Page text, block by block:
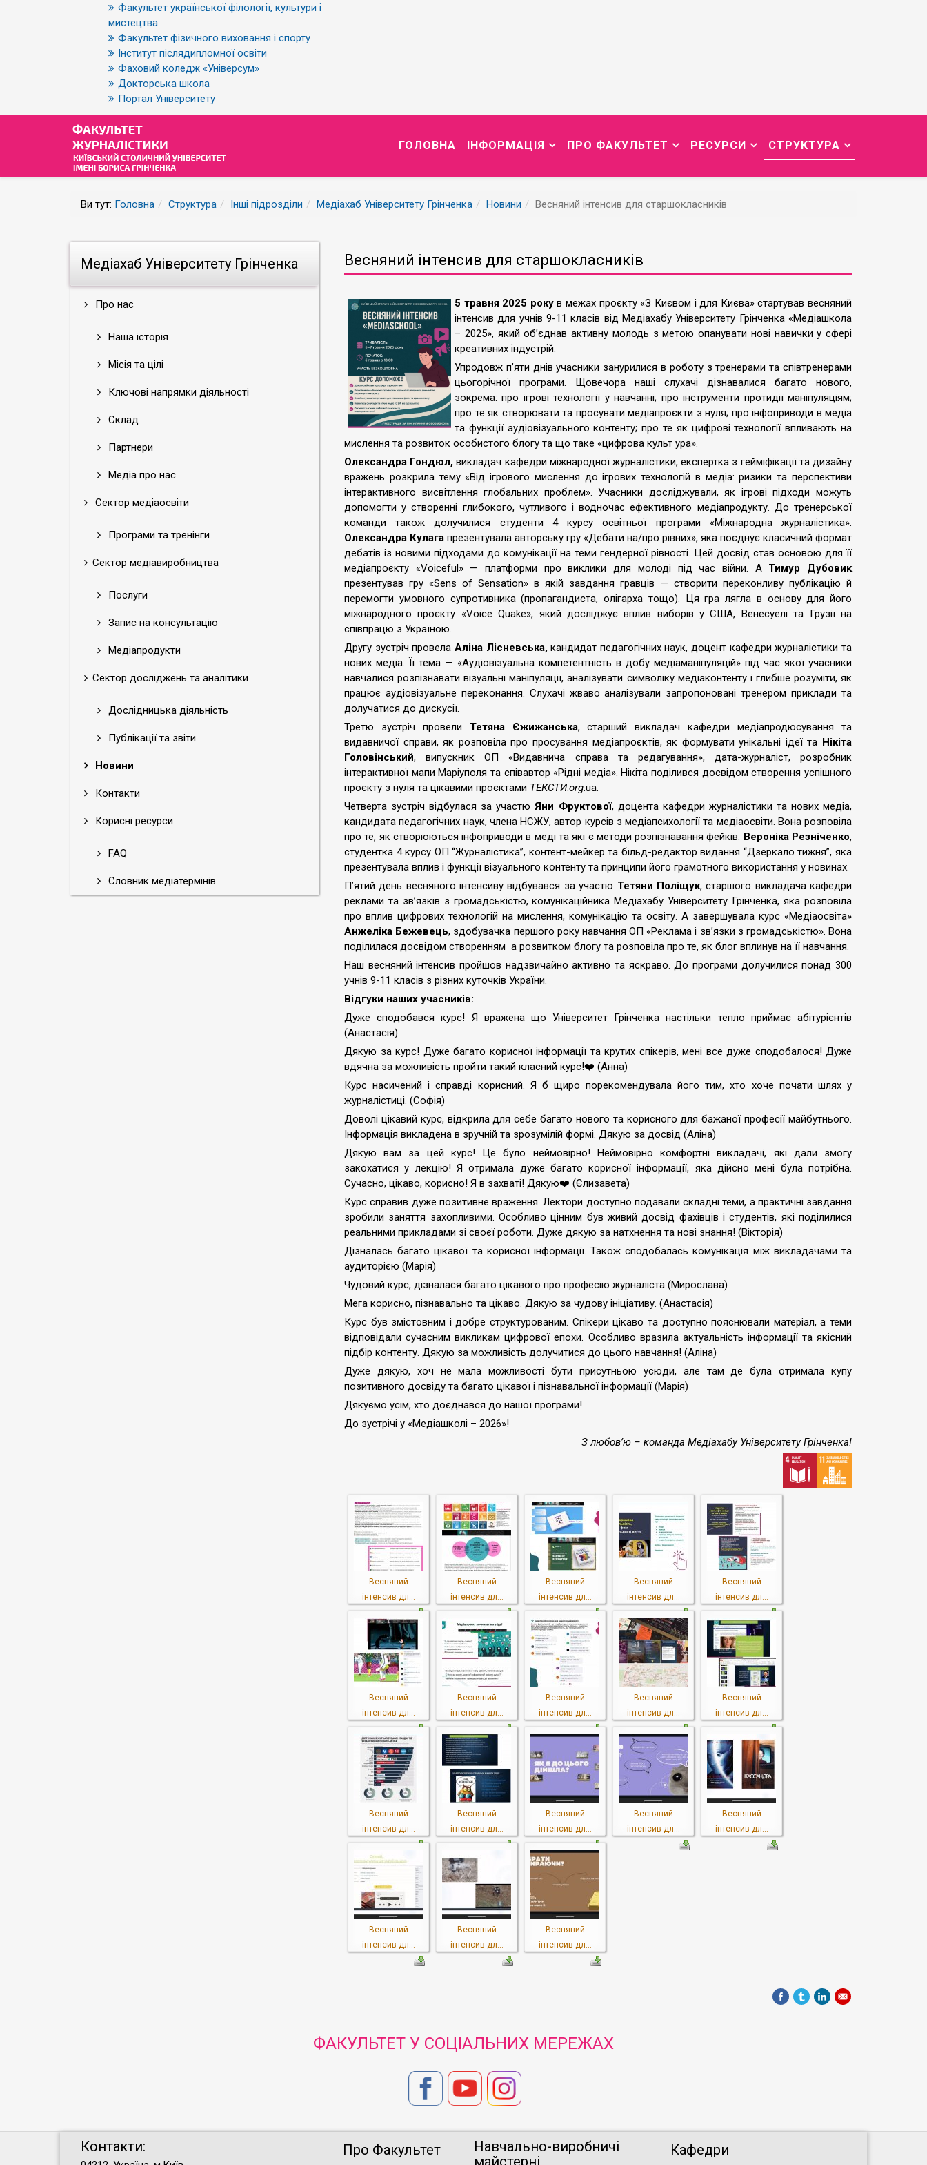
Факультет української філології, культури і
мистецтва
Факультет фізичного виховання і спорту
Інститут післядипломної освіти
Фаховий коледж «Універсум»
Докторська школа
Портал Університету
ГОЛОВНА ІНФОРМАЦІЯ ПРО ФАКУЛЬТЕТ РЕСУРСИ СТРУКТУРА
Ви тут: Головна Структура Інші підрозділи Медіахаб Університету Грінченка Новини Весняний інтенсив для старшокласників
Медіахаб Університету Грінченка
Про нас
Наша історія
Місія та цілі
Ключові напрямки діяльності
Склад
Партнери
Медіа про нас
Сектор медіаосвіти
Програми та тренінги
Сектор медіавиробництва
Послуги
Запис на консультацію
Медіапродукти
Сектор досліджень та аналітики
Дослідницька діяльність
Публікації та звіти
Новини
Контакти
Корисні ресурси
FAQ
Словник медіатермінів
Весняний інтенсив для старшокласників
5 травня 2025 рокув межах проєкту «З Києвом і для Києва» стартував весняний
інтенсив для учнів 9-11 класів від Медіахабу Університету Грінченка «Медіашкола
– 2025», який об’єднав активну молодь з метою опанувати нові навички у сфері
креативних індустрій.
Упродовж п’яти днів учасники занурилися в роботу з тренерами та співтренерами
цьогорічної програми. Щовечора наші слухачі дізнавалися багато нового,
зокрема: про ігрові технології у навчанні; про інструменти протидії маніпуляціям;
про те як створювати та просувати медіапроєкти з нуля; про інфоприводи в медіа
та функції аудіовізуального контенту; про те як цифрові технології впливають на
мислення та розвиток особистого блогу та що таке «цифрова культ ура».
Олександра Гондюл, викладач кафедри міжнародної журналістики, експертка з гейміфікації та дизайну
вражень розкрила тему «Від ігрового мислення до ігрових технологій в медіа: ризики та перспективи
інтерактивного висвітлення глобальних проблем». Учасники досліджували, як ігрові підходи можуть
допомогти у створенні глибокого, чутливого і водночас ефективного медіапродукту. До тренерської
команди також долучилися студенти 4 курсу освітньої програми «Міжнародна журналістика».
Олександра Кулага презентувала авторську гру «Дебати на/про рівних», яка поєднує класичний формат
дебатів із новими підходами до комунікації на теми гендерної рівності. Цей досвід став основою для її
медіапроєкту «Voiceful» — платформи про виклики для молоді під час війни. АТимур Дубовик
презентував гру «Sens of Sensation» в якій завдання гравців — створити переконливу публікацію й
перемогти умовного супротивника (пропагандиста, олігарха тощо). Ця гра лягла в основу для його
міжнародного проєкту «Voice Quake», який досліджує вплив виборів у США, Венесуелі та Грузії на
співпрацю з Україною.
Другу зустріч провела Аліна Лісневська,кандидат педагогічних наук, доцент кафедри журналістики та
нових медіа. Її тема — «Аудіовізуальна компетентність в добу медіаманіпуляцій» під час якої учасники
навчалися розпізнавати візуальні маніпуляції, аналізувати символіку медіаконтенту і глибше розуміти, як
працює аудіовізуальне переконання. Слухачі жваво аналізували запропоновані тренером приклади та
долучатися до дискусії.
Третю зустріч провели Тетяна Єжижанська, старший викладач кафедри медіапродюсування та
видавничої справи, як розповіла про просування медіапроєктів, як формувати унікальні ідеї та Нікіта
Головінський, випускник ОП «Видавнича справа та редагування», дата-журналіст, розробник
інтерактивної мапи Маріуполя та співавтор «Рідні медіа». Нікіта поділився досвідом створення успішного
проєкту з нуля та цікавими проєктами ТЕКСТИ.org.ua.
Четверта зустріч відбулася за участю Яни Фруктової, доцента кафедри журналістики та нових медіа,
кандидата педагогічних наук, члена НСЖУ, автор курсів з медіапсихології та медіаосвіти. Вона розповіла
про те, як створюються інфоприводи в меді та які є методи розпізнавання фейків. Вероніка Резніченко,
студентка 4 курсу ОП “Журналістика”, контент-мейкер та більд-редактор видання “Дзеркало тижня”, яка
презентувала вплив і функції візуального контенту та принципи його грамотного використання у новинах.
П’ятий день весняного інтенсиву відбувався за участю Тетяни Поліщук, старшого викладача кафедри
реклами та зв’язків з громадськістю, комунікаційника Медіахабу Університету Грінченка, яка розповіла
про вплив цифрових технологій на мислення, комунікацію та освіту. А завершувала курс «Медіаосвіта»
Анжеліка Бежевець, здобувачка першого року навчання ОП «Реклама і зв’язки з громадськістю». Вона
поділилася досвідом створенням а розвитком блогу та розповіла про те, як блог вплинув на її навчання.
Наш весняний інтенсив пройшов надзвичайно активно та яскраво. До програми долучилися понад 300
учнів 9-11 класів з різних куточків України.
Відгуки наших учасників:
Дуже сподобався курс! Я вражена що Університет Грінченка настільки тепло приймає абітурієнтів
(Анастасія)
Дякую за курс! Дуже багато корисної інформації та крутих спікерів, мені все дуже сподобалося! Дуже
вдячна за можливість пройти такий класний курс!❤️ (Анна)
Курс насичений і справді корисний. Я б щиро порекомендувала його тим, хто хоче почати шлях у
журналістиці. (Софія)
Доволі цікавий курс, відкрила для себе багато нового та корисного для бажаної професії майбутнього.
Інформація викладена в зручній та зрозумілій формі. Дякую за досвід (Аліна)
Дякую вам за цей курс! Це було неймовірно! Неймовірно комфортні викладачі, які дали змогу
закохатися у лекцію! Я отримала дуже багато корисної інформації, яка дійсно мені була потрібна.
Сучасно, цікаво, корисно! Я в захваті! Дякую❤️ (Єлизавета)
Курс справив дуже позитивне враження. Лектори доступно подавали складні теми, а практичні завдання
зробили заняття захопливими. Особливо цінним був живий досвід фахівців і студентів, які поділилися
реальними прикладами зі своєї роботи. Дуже дякую за натхнення та нові знання! (Вікторія)
Дізналась багато цікавої та корисної інформації. Також сподобалась комунікація між викладачами та
аудиторією (Марія)
Чудовий курс, дізналася багато цікавого про професію журналіста (Мирослава)
Мега корисно, пізнавально та цікаво. Дякую за чудову ініціативу. (Анастасія)
Курс був змістовним і добре структурованим. Спікери цікаво та доступно пояснювали матеріал, а теми
відповідали сучасним викликам цифрової епохи. Особливо вразила актуальність інформації та якісний
підбір контенту. Дякую за можливість долучитися до цього навчання! (Аліна)
Дуже дякую, хоч не мала можливості бути присутньою усюди, але там де була отримала купу
позитивного досвіду та багато цікавої і пізнавальної інформації (Марія)
Дякуємо усім, хто доєднався до нашої програми!
До зустрічі у «Медіашколі – 2026»!
З любов’ю – команда Медіахабу Університету Грінченка!
Весняний
інтенсив дл...
Весняний
інтенсив дл...
Весняний
інтенсив дл...
Весняний
інтенсив дл...
Весняний
інтенсив дл...
Весняний
інтенсив дл...
Весняний
інтенсив дл...
Весняний
інтенсив дл...
Весняний
інтенсив дл...
Весняний
інтенсив дл...
Весняний
інтенсив дл...
Весняний
інтенсив дл...
Весняний
інтенсив дл...
Весняний
інтенсив дл...
Весняний
інтенсив дл...
Весняний
інтенсив дл...
Весняний
інтенсив дл...
Весняний
інтенсив дл...
ФАКУЛЬТЕТ У СОЦІАЛЬНИХ МЕРЕЖАХ
Контакти: Про Факультет
Навчально-виробничі
майстерні
Кафедри